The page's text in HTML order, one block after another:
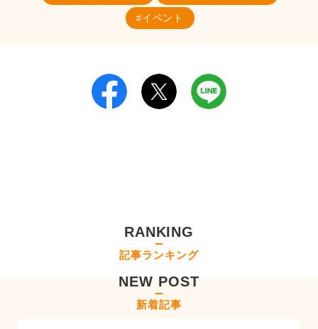
イベント
RANKING
記事ランキング
NEW POST
新着記事